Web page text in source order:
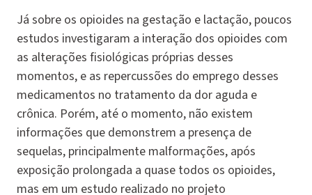
Já sobre os opioides na gestação e lactação, poucos
estudos investigaram a interação dos opioides com
as alterações fisiológicas próprias desses
momentos, e as repercussões do emprego desses
medicamentos no tratamento da dor aguda e
crônica. Porém, até o momento, não existem
informações que demonstrem a presença de
sequelas, principalmente malformações, após
exposição prolongada a quase todos os opioides,
mas em um estudo realizado no projeto